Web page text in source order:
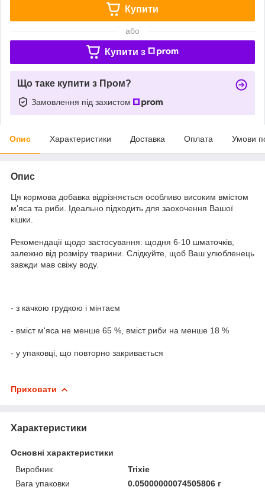
Купити
або
Купити з
Що таке купити з Пром?
Замовлення під захистом
Опис Характеристики Доставка Оплата Умови
Опис
Ця кормова добавка відрізняється особливо високим вмістом
м'яса та риби. Ідеально підходить для заохочення Вашої
кішки.
Рекомендації щодо застосування: щодня 6-10 шматочків,
залежно від розміру тварини. Слідкуйте, щоб Ваш улюбленець
завжди мав свіжу воду.
- з качкою грудкою і мінтаєм
- вміст м'яса не менше 65 %, вміст риби на менше 18 %
- у упаковці, що повторно закривається
Приховати
Характеристики
Основні характеристики
Виробник
Trixie
Вага упаковки
0.05000000074505806 г